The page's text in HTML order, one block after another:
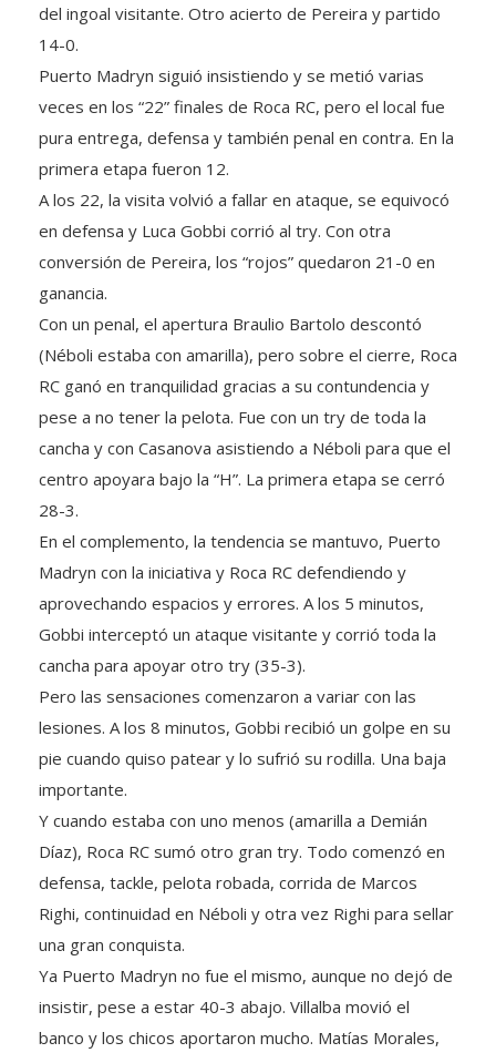
14-0.
Puerto Madryn siguió insistiendo y se metió varias
veces en los “22” finales de Roca RC, pero el local fue
pura entrega, defensa y también penal en contra. En la
primera etapa fueron 12.
A los 22, la visita volvió a fallar en ataque, se equivocó
en defensa y Luca Gobbi corrió al try. Con otra
conversión de Pereira, los “rojos” quedaron 21-0 en
ganancia.
Con un penal, el apertura Braulio Bartolo descontó
(Néboli estaba con amarilla), pero sobre el cierre, Roca
RC ganó en tranquilidad gracias a su contundencia y
pese a no tener la pelota. Fue con un try de toda la
cancha y con Casanova asistiendo a Néboli para que el
centro apoyara bajo la “H”. La primera etapa se cerró
28-3.
En el complemento, la tendencia se mantuvo, Puerto
Madryn con la iniciativa y Roca RC defendiendo y
aprovechando espacios y errores. A los 5 minutos,
Gobbi interceptó un ataque visitante y corrió toda la
cancha para apoyar otro try (35-3).
Pero las sensaciones comenzaron a variar con las
lesiones. A los 8 minutos, Gobbi recibió un golpe en su
pie cuando quiso patear y lo sufrió su rodilla. Una baja
importante.
Y cuando estaba con uno menos (amarilla a Demián
Díaz), Roca RC sumó otro gran try. Todo comenzó en
defensa, tackle, pelota robada, corrida de Marcos
Righi, continuidad en Néboli y otra vez Righi para sellar
una gran conquista.
Ya Puerto Madryn no fue el mismo, aunque no dejó de
insistir, pese a estar 40-3 abajo. Villalba movió el
banco y los chicos aportaron mucho. Matías Morales,
Berrios y Borra entraron con dinámica, intensidad y